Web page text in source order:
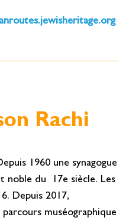
Rachi
1960 une synagogue
noble du 17e siècle. Les
Depuis 2017,
muséographique